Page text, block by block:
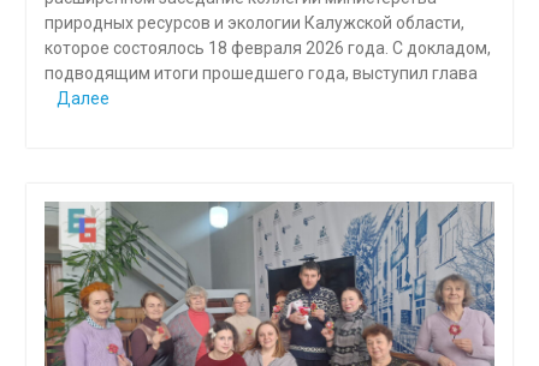
природных ресурсов и экологии Калужской области,
которое состоялось 18 февраля 2026 года. С докладом,
подводящим итоги прошедшего года, выступил глава
Далее